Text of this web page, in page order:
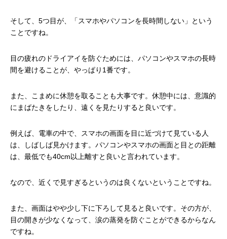
そして、5つ目が、「スマホやパソコンを長時間しない」という
ことですね。
目の疲れのドライアイを防ぐためには、パソコンやスマホの長時
間を避けることが、やっぱり1番です。
また、こまめに休憩を取ることも大事です。休憩中には、意識的
にまばたきをしたり、遠くを見たりすると良いです。
例えば、電車の中で、スマホの画面を目に近づけて見ている人
は、しばしば見かけます。パソコンやスマホの画面と目との距離
は、最低でも40cm以上離すと良いと言われています。
なので、近くで見すぎるというのは良くないということですね。
また、画面はやや少し下に下ろして見ると良いです。その方が、
目の開きが少なくなって、涙の蒸発を防ぐことができるからなん
ですね。